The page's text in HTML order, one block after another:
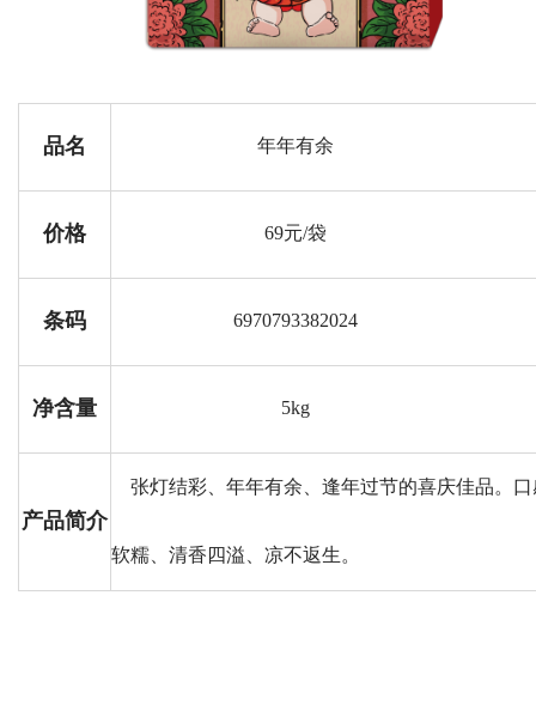
品名 年年有余
价格 69元/袋
条码 6970793382024
净含量 5kg
产品简介
张灯结彩、年年有余、逢年过节的喜庆佳品。口
软糯、清香四溢、凉不返生。